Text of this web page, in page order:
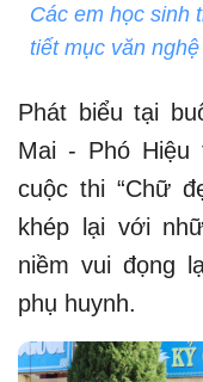
Các em học sinh
tiết mục văn
Phát biểu tại
Mai - Phó Hiệu
cuộc thi “Chữ
khép lại với
niềm vui đọng
phụ huynh.